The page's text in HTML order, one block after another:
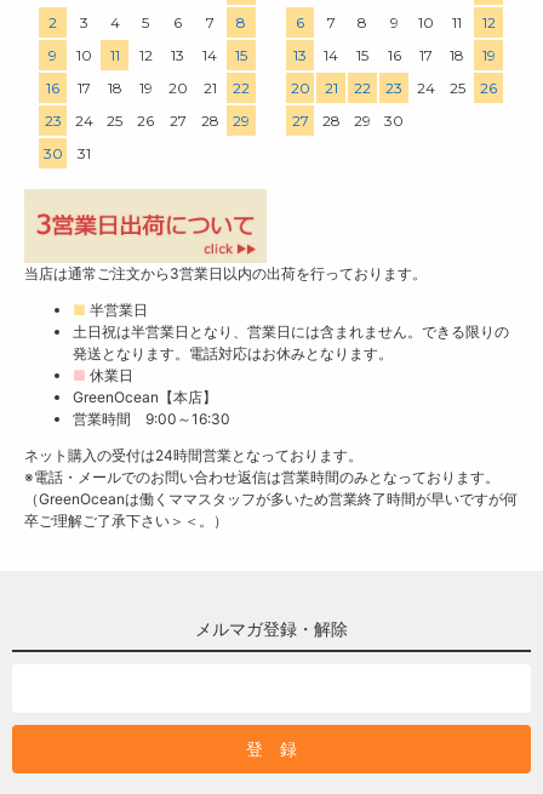
2
3 4 5 6 7
8
9
10 11 12 13 14
15
16
17 18 19 20 21
22
23
24 25 26 27 28
29
30
31
6
7 8 9 10 11
12
13
14 15 16 17 18
19
20
21 22 23 24 25
26
27
28 29 30
当店は通常ご注文から3営業日以内の出荷を行っております。
■ 半営業日
土日祝は半営業日となり、営業日には含まれません。できる限りの
発送となります。電話対応はお休みとなります。
■ 休業日
GreenOcean【本店】
営業時間 9:00～16:30
ネット購入の受付は24時間営業となっております。
※電話・メールでのお問い合わせ返信は営業時間のみとなっております。
（GreenOceanは働くママスタッフが多いため営業終了時間が早いですが何
卒ご理解ご了承下さい＞＜。）
メルマガ登録・解除